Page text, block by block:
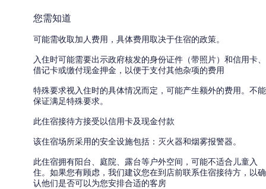
您需知道
可能需收取加人费用，具体费用取决于住宿的政策。
入住时可能需要出示政府核发的身份证件（带照片）和信用卡、
借记卡或缴付现金押金，以便于支付其他杂项的费用
特殊要求视入住时的具体情况而定，可能产生额外的费用。不能
保证满足特殊要求。
此住宿接待方接受以信用卡及现金付款
该住宿场所采用的安全设施包括：灭火器和烟雾报警器。
此住宿拥有阳台、庭院、露台等户外空间，可能不适合儿童入
住。如果您有顾虑，我们建议您在到店前联系住宿接待方，以确
认他们是否可以为您安排合适的客房